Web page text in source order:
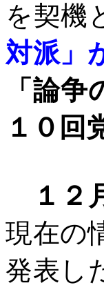
を契機
対派」
「論争
１０回
１２
現在の
発表し